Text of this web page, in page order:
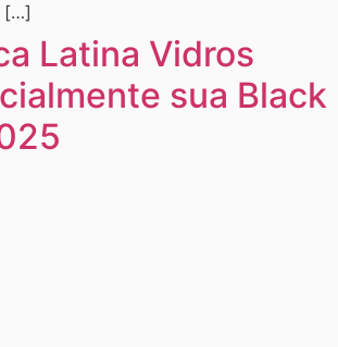
[…]
Latina Vidros
sua Black